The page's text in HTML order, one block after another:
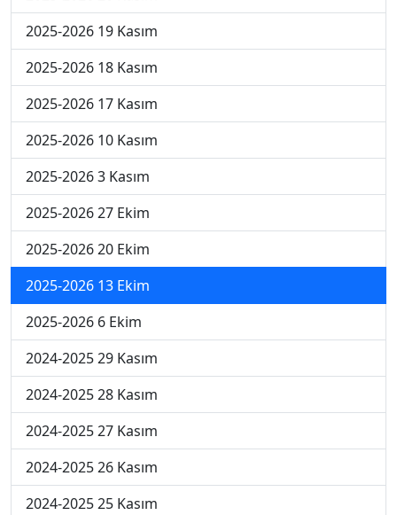
2025-2026 19 Kasım
2025-2026 18 Kasım
2025-2026 17 Kasım
2025-2026 10 Kasım
2025-2026 3 Kasım
2025-2026 27 Ekim
2025-2026 20 Ekim
2025-2026 13 Ekim
2025-2026 6 Ekim
2024-2025 29 Kasım
2024-2025 28 Kasım
2024-2025 27 Kasım
2024-2025 26 Kasım
2024-2025 25 Kasım